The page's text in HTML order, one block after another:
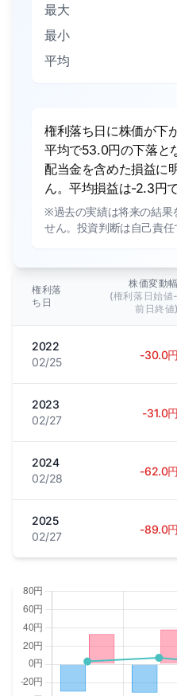
最大
最小
平均
権利落ち日に株価が下
平均で53.0円の下落と
配当金を含めた損益に
ん。平均損益は-2.3円で
※過去の実績は将来の結果
せん。投資判断は自己責任
権利落
ち日
株価変動幅
(権利落日始値-
前日終値)
2022
02/25
-30.0円
2023
02/27
-31.0円
2024
02/28
-62.0円
2025
02/27
-89.0円